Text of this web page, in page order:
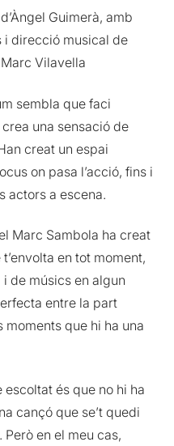
Guimerà, amb
i direcció musical de
Vilavella
sembla que faci
una sensació de
creat un espai
on pasa l’acció, fins i
actors a escena.
Marc Sambola ha creat
en tot moment,
de músics en algun
entre la part
que hi ha una
escoltat és que no hi ha
cançó que se’t quedi
en el meu cas,